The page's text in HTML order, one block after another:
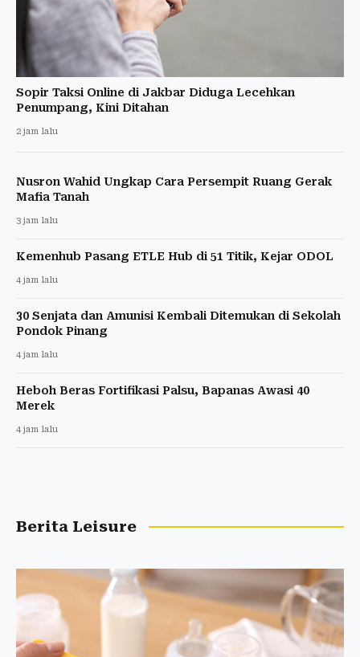
Sopir Taksi Online di Jakbar Diduga Lecehkan
Penumpang, Kini Ditahan
2 jam lalu
Nusron Wahid Ungkap Cara Persempit Ruang Gerak
Mafia Tanah
3 jam lalu
Kemenhub Pasang ETLE Hub di 51 Titik, Kejar ODOL
4 jam lalu
30 Senjata dan Amunisi Kembali Ditemukan di Sekolah
Pondok Pinang
4 jam lalu
Heboh Beras Fortifikasi Palsu, Bapanas Awasi 40
Merek
4 jam lalu
Berita Leisure